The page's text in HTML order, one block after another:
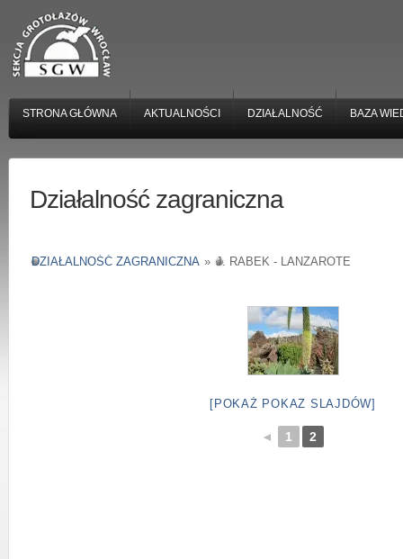
STRONA GŁÓWNA AKTUALNOŚCI DZIAŁALNOŚĆ BAZA
Działalność zagraniczna
DZIAŁALNOŚĆ ZAGRANICZNA » J. RABEK - LANZAROTE
[POKAŻ POKAZ SLAJDÓW]
◄ 1 2